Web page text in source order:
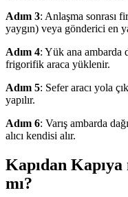
Adım 3: Anlaşma sonrası
yaygın) veya gönderici en
Adım 4: Yük ana
frigorifik araca yüklenir.
Adım 5: Sefer aracı yola
yapılır.
Adım 6: Varış ambarda
alıcı kendisi alır.
Kapıdan
mı?